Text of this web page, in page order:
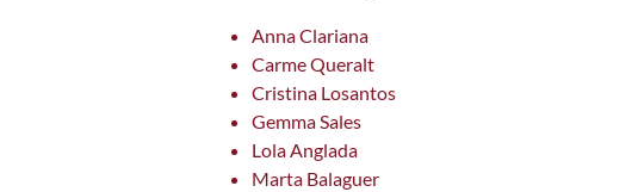
Anna Clariana
Carme Queralt
Cristina Losantos
Gemma Sales
Lola Anglada
Marta Balaguer